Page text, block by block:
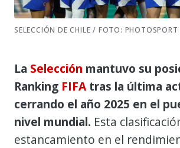
SELECCIÓN DE CHILE / FOTO: PHOTOSPORT
La Selección mantuvo su
Ranking FIFA tras la última
cerrando el año 2025 en el
nivel mundial. Esta
estancamiento en el